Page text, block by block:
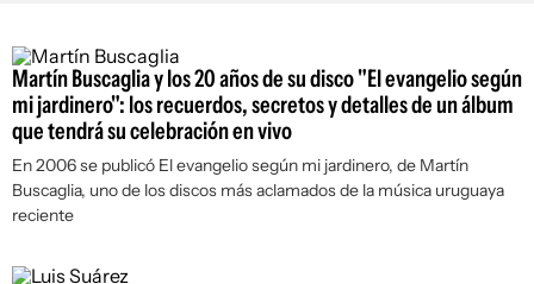
Martín Buscaglia y los 20 años de su disco "El evangelio según
mi jardinero": los recuerdos, secretos y detalles de un álbum
que tendrá su celebración en vivo
En 2006 se publicó El evangelio según mi jardinero, de Martín
Buscaglia, uno de los discos más aclamados de la música uruguaya
reciente